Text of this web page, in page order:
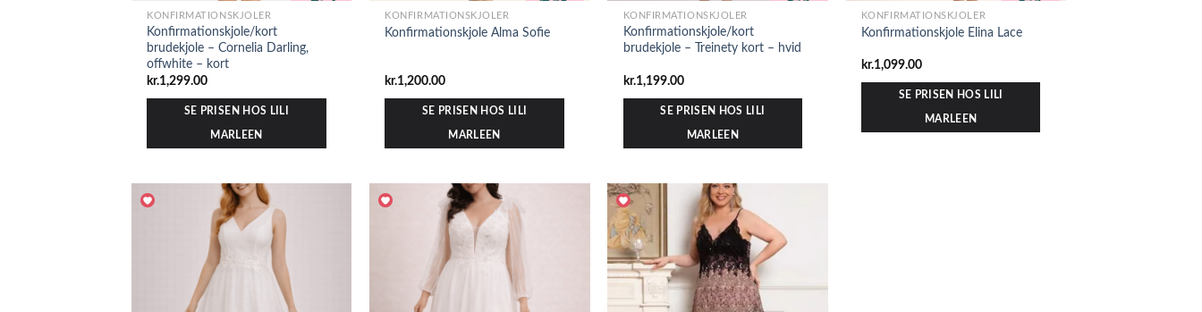
KONFIRMATIONSKJOLER
Konfirmationskjole/kort
brudekjole – Cornelia Darling,
offwhite – kort
kr.1,299.00
SE PRISEN HOS LILI
MARLEEN
KONFIRMATIONSKJOLER
Konfirmationskjole Alma Sofie
kr.1,200.00
SE PRISEN HOS LILI
MARLEEN
KONFIRMATIONSKJOLER
Konfirmationskjole/kort
brudekjole – Treinety kort – hvid
kr.1,199.00
SE PRISEN HOS LILI
MARLEEN
KONFIRMATIONSKJOLER
Konfirmationskjole Elina Lace
kr.1,099.00
SE PRISEN HOS LILI
MARLEEN